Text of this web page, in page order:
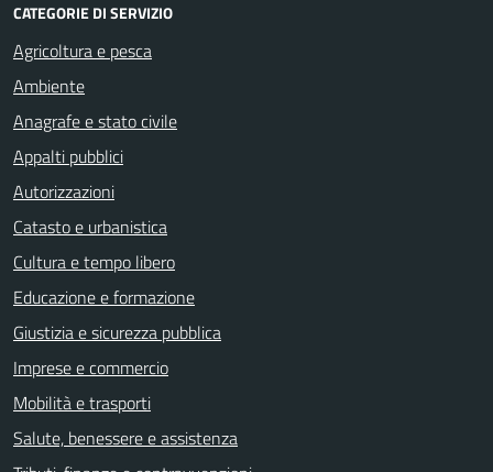
CATEGORIE DI SERVIZIO
Agricoltura e pesca
Ambiente
Anagrafe e stato civile
Appalti pubblici
Autorizzazioni
Catasto e urbanistica
Cultura e tempo libero
Educazione e formazione
Giustizia e sicurezza pubblica
Imprese e commercio
Mobilità e trasporti
Salute, benessere e assistenza